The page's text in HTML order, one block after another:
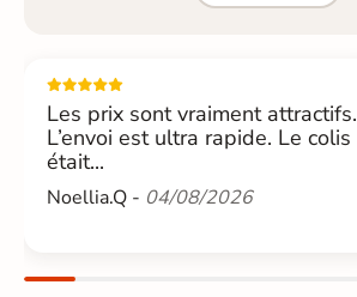
Les prix sont vraiment attractifs.
L’envoi est ultra rapide. Le colis
était...
Noellia.Q - 04/08/2026